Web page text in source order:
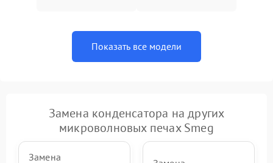
Показать все модели
Замена конденсатора на других
микроволновых печах Smeg
Замена